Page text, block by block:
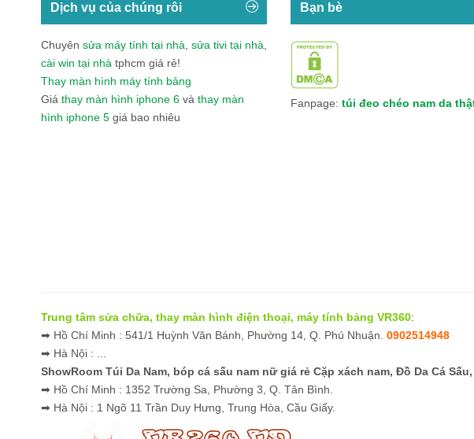
Dịch vụ của chúng rôi
Chuyên sửa máy tính tại nhà, sửa tivi tại nhà,
cài win tại nhà tphcm giá rẻ!
Thay màn hình máy tính bảng
Giá thay màn hình iphone 6 và thay màn
hình iphone 5 giá bao nhiêu
Bạn bè
Fanpage: túi đeo chéo nam da
Tổng Hợp Các Mẫu Ốp
Trung tâm sửa chữa, thay màn hình điện thoại, máy tính bảng VR360:
➡ Hồ Chí Minh : 541/1 Huỳnh Văn Bánh, Phường 14, Q. Phú Nhuận. 0902514948
➡ Hà Nội : ...
ShowRoom Túi Da Nam, bóp cá sấu nam nữ giá rẻ Cặp xách nam, Đồ Da Cá
➡ Hồ Chí Minh : 1352 Trường Sa, Phường 3, Q. Tân Bình.
➡ Hà Nội : 1 Ngõ 11 Trần Duy Hưng, Trung Hòa, Cầu Giấy.